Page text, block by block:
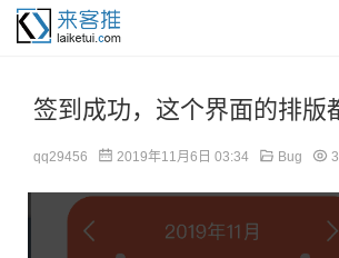
签到成功，这个界面的排版
qq29456 2019年11月6日 03:34 Bug